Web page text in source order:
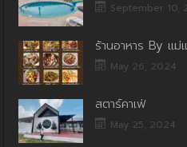
September 10,
ร้านอาหาร By แม่
May 26, 2024
สตาร์คาเฟ่
May 25, 2024